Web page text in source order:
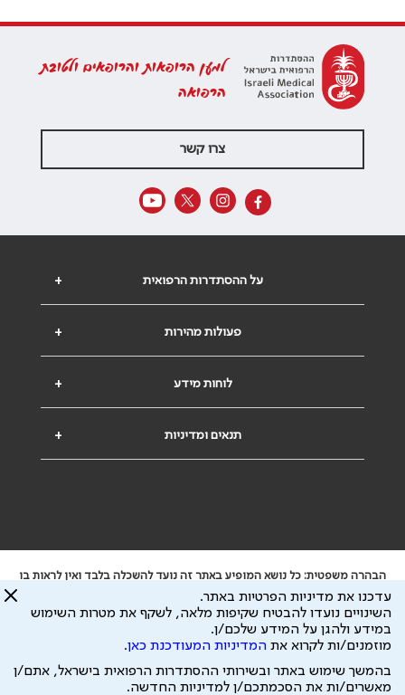
למען הרופאות והרופאים ולטובת
הרפואה
צרו קשר
+ על ההסתדרות הרפואית
+ פעולות מהירות
+ לוחות מידע
+ תנאים ומדיניות
הבהרה משפטית: כל נושא המופיע באתר זה נועד להשכלה בלבד ואין לראות בו
ייעוץ רפואי או משפטי. אין הר"י אחראית לתוכן המתפרסם באתר זה ולכל נזק
שעלול להיגרם.
ידוע לי שהר"י אוספת ושומרת מידע אישי לצורך מתן השרות וכי חלק ממנו עשוי
להיות מועבר לצדדים שלישיים, הכל בכפוף למדיניות הפרטיות
פיתוח ע"י עיצוב ע"י
עדכנו את מדיניות הפרטיות באתר.
השינויים נועדו להבטיח שקיפות מלאה, לשקף את מטרות השימוש
במידע ולהגן על המידע שלכם/ן.
מוזמנים/ות לקרוא את המדיניות המעודכנת כאן.
בהמשך שימוש באתר ובשירותי ההסתדרות הרפואית בישראל, אתם/ן
מאשרים/ות את הסכמתכם/ן למדיניות החדשה.